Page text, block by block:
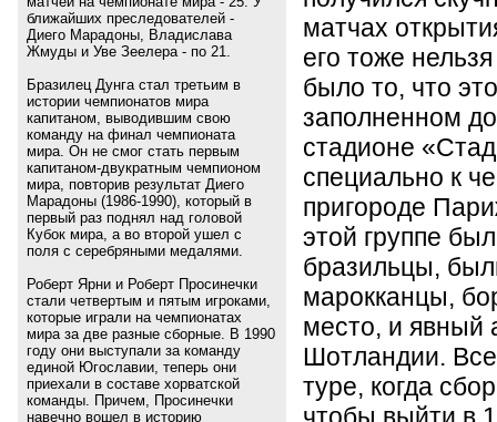
ближайших преследователей -
Диего Марадоны, Владислава
Жмуды и Уве Зеелера - по 21.
Бразилец Дунга стал третьим в
истории чемпионатов мира
капитаном, выводившим свою
команду на финал чемпионата
мира. Он не смог стать первым
капитаном-двукратным чемпионом
мира, повторив результат Диего
Марадоны (1986-1990), который в
первый раз поднял над головой
Кубок мира, а во второй ушел с
поля с серебряными медалями.
Роберт Ярни и Роберт Просинечки
стали четвертым и пятым игроками,
которые играли на чемпионатах
мира за две разные сборные. В 1990
году они выступали за команду
единой Югославии, теперь они
приехали в составе хорватской
команды. Причем, Просинечки
навечно вошел в историю
матчах
его тоже
было то, что
заполненном
стадионе «
специально к
пригороде
этой группе
бразильцы,
марокканцы,
место, и явный
Шотландии.
туре, когда
чтобы выйти в